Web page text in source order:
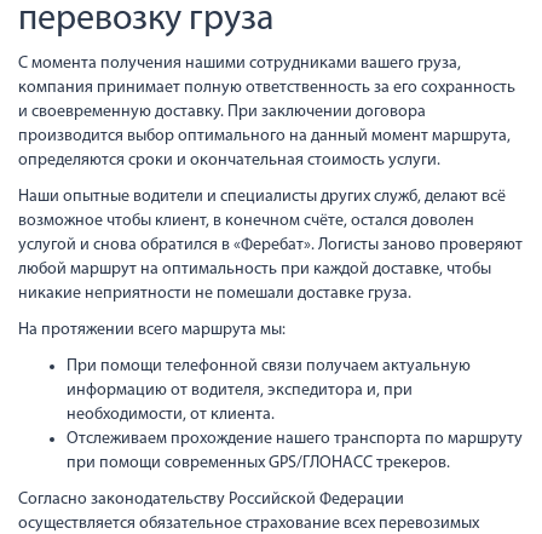
перевозку груза
С момента получения нашими сотрудниками вашего груза,
компания принимает полную ответственность за его сохранность
и своевременную доставку. При заключении договора
производится выбор оптимального на данный момент маршрута,
определяются сроки и окончательная стоимость услуги.
Наши опытные водители и специалисты других служб, делают всё
возможное чтобы клиент, в конечном счёте, остался доволен
услугой и снова обратился в «Феребат». Логисты заново проверяют
любой маршрут на оптимальность при каждой доставке, чтобы
никакие неприятности не помешали доставке груза.
На протяжении всего маршрута мы:
При помощи телефонной связи получаем актуальную
информацию от водителя, экспедитора и, при
необходимости, от клиента.
Отслеживаем прохождение нашего транспорта по маршруту
при помощи современных GPS/ГЛОНАСС трекеров.
Согласно законодательству Российской Федерации
осуществляется обязательное страхование всех перевозимых